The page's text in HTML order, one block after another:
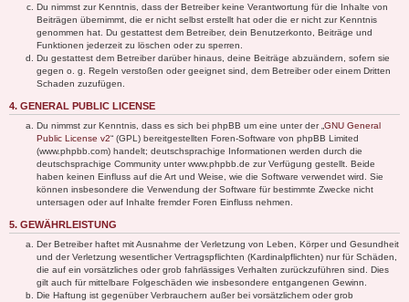
Du nimmst zur Kenntnis, dass der Betreiber keine Verantwortung für die Inhalte von
Beiträgen übernimmt, die er nicht selbst erstellt hat oder die er nicht zur Kenntnis
genommen hat. Du gestattest dem Betreiber, dein Benutzerkonto, Beiträge und
Funktionen jederzeit zu löschen oder zu sperren.
Du gestattest dem Betreiber darüber hinaus, deine Beiträge abzuändern, sofern sie
gegen o. g. Regeln verstoßen oder geeignet sind, dem Betreiber oder einem Dritten
Schaden zuzufügen.
4. GENERAL PUBLIC LICENSE
Du nimmst zur Kenntnis, dass es sich bei phpBB um eine unter der „ GNU General
Public License v2“ (GPL) bereitgestellten Foren-Software von phpBB Limited
(www.phpbb.com) handelt; deutschsprachige Informationen werden durch die
deutschsprachige Community unter www.phpbb.de zur Verfügung gestellt. Beide
haben keinen Einfluss auf die Art und Weise, wie die Software verwendet wird. Sie
können insbesondere die Verwendung der Software für bestimmte Zwecke nicht
untersagen oder auf Inhalte fremder Foren Einfluss nehmen.
5. GEWÄHRLEISTUNG
Der Betreiber haftet mit Ausnahme der Verletzung von Leben, Körper und Gesundheit
und der Verletzung wesentlicher Vertragspflichten (Kardinalpflichten) nur für Schäden,
die auf ein vorsätzliches oder grob fahrlässiges Verhalten zurückzuführen sind. Dies
gilt auch für mittelbare Folgeschäden wie insbesondere entgangenen Gewinn.
Die Haftung ist gegenüber Verbrauchern außer bei vorsätzlichem oder grob